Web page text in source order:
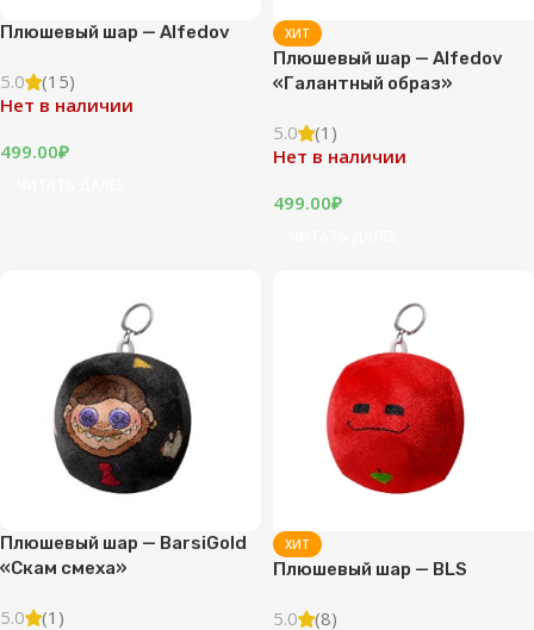
Плюшевый шар — Alfedov
5.0
(15)
Нет в наличии
499.00₽
ХИТ
Плюшевый шар — Alfedov
«Галантный образ»
5.0
(1)
Нет в наличии
499.00₽
Плюшевый шар — BarsiGold
«Скам смеха»
5.0
(1)
ХИТ
Плюшевый шар — BLS
5.0
(8)